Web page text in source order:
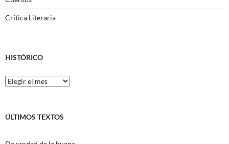
Crítica Literaria
HISTÓRICO
Histórico
ÚLTIMOS TEXTOS